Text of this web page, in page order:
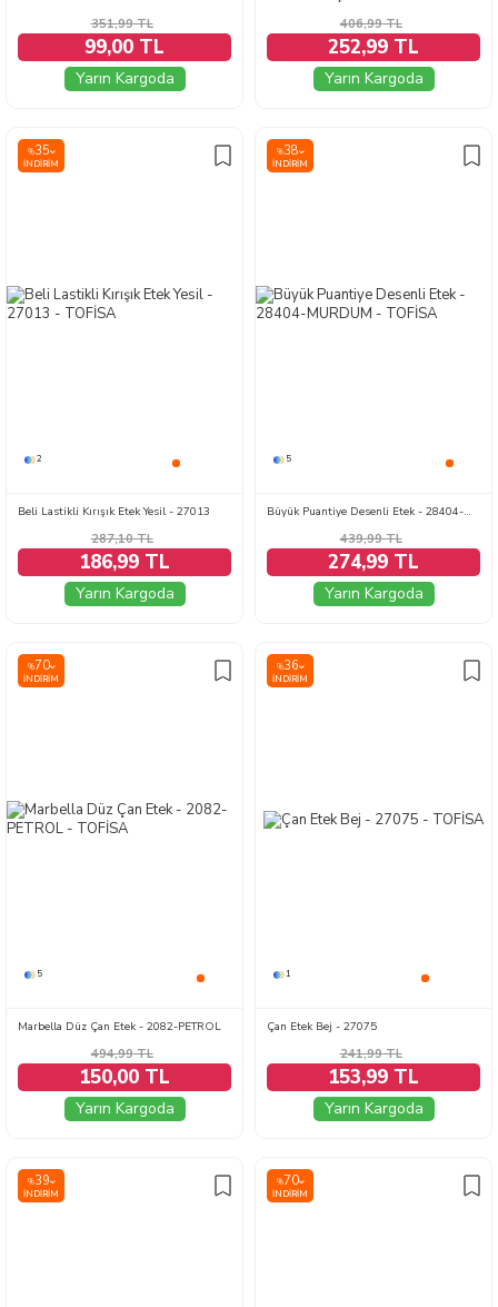
351,99TL
99,00 TL
Yarın Kargoda
406,99TL
252,99 TL
Yarın Kargoda
%35
İNDIRIM
2
Beli Lastikli Kırışık Etek Yesil - 27013
287,10TL
186,99 TL
Yarın Kargoda
%38
İNDIRIM
5
Büyük Puantiye Desenli Etek - 28404-MURDUM
439,99TL
274,99 TL
Yarın Kargoda
%70
İNDIRIM
5
Marbella Düz Çan Etek - 2082-PETROL
494,99TL
150,00 TL
Yarın Kargoda
%36
İNDIRIM
1
Çan Etek Bej - 27075
241,99TL
153,99 TL
Yarın Kargoda
%39
İNDIRIM
%70
İNDIRIM